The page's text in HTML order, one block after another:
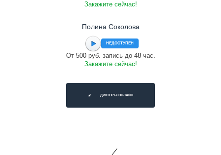
Закажите сейчас!
Полина Соколова
НЕДОСТУПЕН
От 500 руб. запись до 48 час.
Закажите сейчас!
ДИКТОРЫ ОНЛАЙН